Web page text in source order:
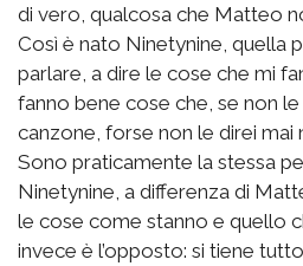
di vero, qualcosa che Matteo
Così è nato Ninetynine, quella
parlare, a dire le cose che mi
fanno bene cose che, se non
canzone, forse non le direi mai
Sono praticamente la stessa
Ninetynine, a differenza di
le cose come stanno e quello
invece è l’opposto: si tiene